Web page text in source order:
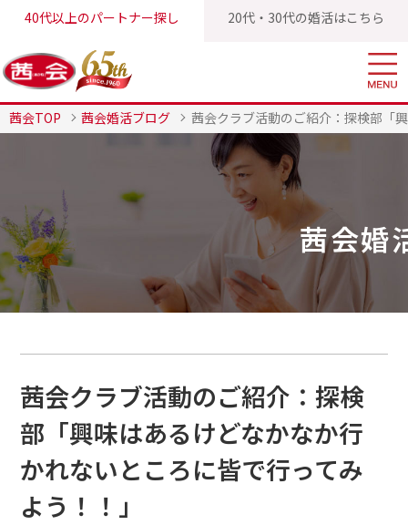
40代以上のパートナー探し 20代・30代の婚活はこちら
茜会TOP 茜会婚活ブログ 茜会クラブ活動のご紹介：探検部「
茜会婚
茜会クラブ活動のご紹介：探検
部「興味はあるけどなかなか行
かれないところに皆で行ってみ
よう！！」